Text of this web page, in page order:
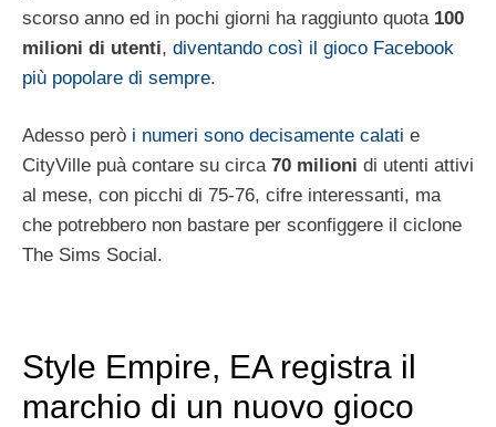
scorso anno ed in pochi giorni ha raggiunto quota 100
milioni di utenti, diventando così il gioco Facebook
più popolare di sempre.
Adesso però i numeri sono decisamente calati e
CityVille puà contare su circa 70 milioni di utenti attivi
al mese, con picchi di 75-76, cifre interessanti, ma
che potrebbero non bastare per sconfiggere il ciclone
The Sims Social.
Style Empire, EA registra il
marchio di un nuovo gioco